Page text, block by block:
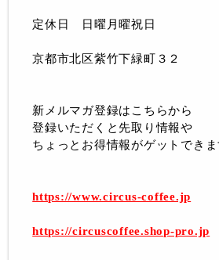
定休日 日曜月曜祝日
京都市北区紫竹下緑町３２
新メルマガ登録はこちらから
登録いただくと先取り情報や
ちょっとお得情報がゲットできま
https://www.circus-coffee.jp
https://circuscoffee.shop-pro.jp